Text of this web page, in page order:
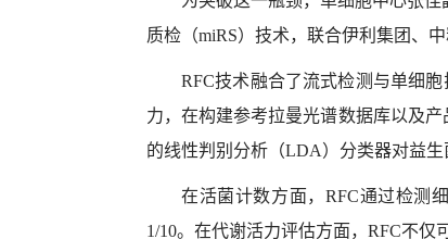
质检（miRS）技术，联合伊利集团、中
RFC技术融合了流式检测与单细胞
力，在构建参考拉曼光谱数据库以及
的线性判别分析（LDA）分类器对益
在活菌计数方面， RFC通过检测
1/10。在代谢活力评估方面， RFC不仅